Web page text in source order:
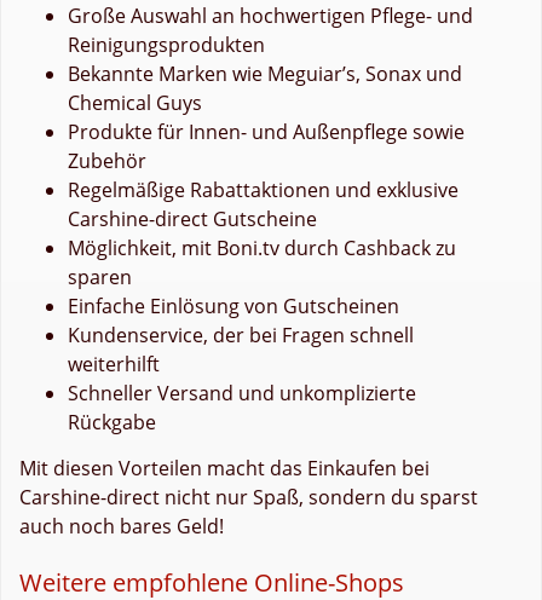
Große Auswahl an hochwertigen Pflege- und
Reinigungsprodukten
Bekannte Marken wie Meguiar’s, Sonax und
Chemical Guys
Produkte für Innen- und Außenpflege sowie
Zubehör
Regelmäßige Rabattaktionen und exklusive
Carshine-direct Gutscheine
Möglichkeit, mit Boni.tv durch Cashback zu
sparen
Einfache Einlösung von Gutscheinen
Kundenservice, der bei Fragen schnell
weiterhilft
Schneller Versand und unkomplizierte
Rückgabe
Mit diesen Vorteilen macht das Einkaufen bei
Carshine-direct nicht nur Spaß, sondern du sparst
auch noch bares Geld!
Weitere empfohlene Online-Shops